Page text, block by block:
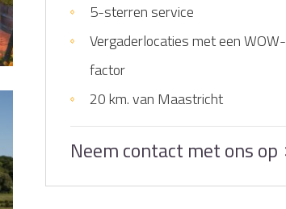
5-sterren service
Vergaderlocaties met een WOW-
factor
20 km. van Maastricht
Neem contact met ons op